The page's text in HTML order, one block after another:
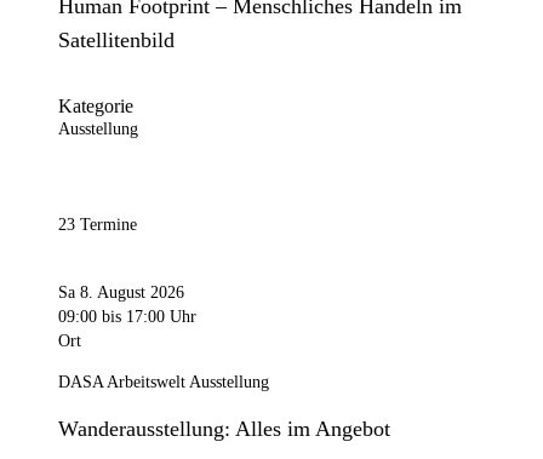
Human Footprint – Menschliches Handeln im
Satellitenbild
Kategorie
Ausstellung
23 Termine
Sa 8. August 2026
09:00 bis 17:00 Uhr
Ort
DASA Arbeitswelt Ausstellung
Wanderausstellung: Alles im Angebot